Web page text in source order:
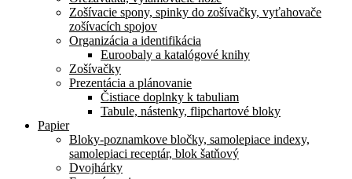
Zošívacie spony, spinky do zošívačky, vyťahovače
zošívacích spojov
Organizácia a identifikácia
Euroobaly a katalógové knihy
Zošívačky
Prezentácia a plánovanie
Čistiace doplnky k tabuliam
Tabule, nástenky, flipchartové bloky
Papier
Bloky-poznamkove bločky, samolepiace indexy,
samolepiaci receptár, blok šatňový
Dvojhárky